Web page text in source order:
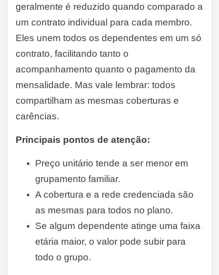
geralmente é reduzido quando comparado a
um contrato individual para cada membro.
Eles unem todos os dependentes em um só
contrato, facilitando tanto o
acompanhamento quanto o pagamento da
mensalidade. Mas vale lembrar: todos
compartilham as mesmas coberturas e
carências.
Principais pontos de atenção:
Preço unitário tende a ser menor em
grupamento familiar.
A cobertura e a rede credenciada são
as mesmas para todos no plano.
Se algum dependente atinge uma faixa
etária maior, o valor pode subir para
todo o grupo.